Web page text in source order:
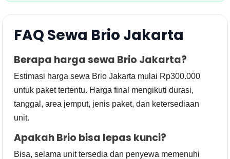
FAQ Sewa Brio Jakarta
Berapa harga sewa Brio Jakarta?
Estimasi harga sewa Brio Jakarta mulai Rp300.000
untuk paket tertentu. Harga final mengikuti durasi,
tanggal, area jemput, jenis paket, dan ketersediaan
unit.
Apakah Brio bisa lepas kunci?
Bisa, selama unit tersedia dan penyewa memenuhi